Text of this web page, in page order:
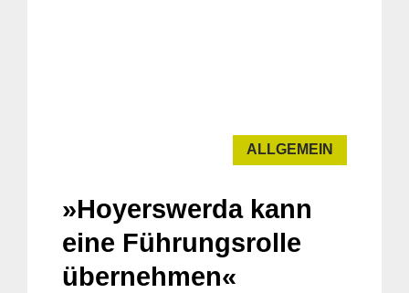
ALLGEMEIN
»Hoyerswerda kann
eine Führungsrolle
übernehmen«